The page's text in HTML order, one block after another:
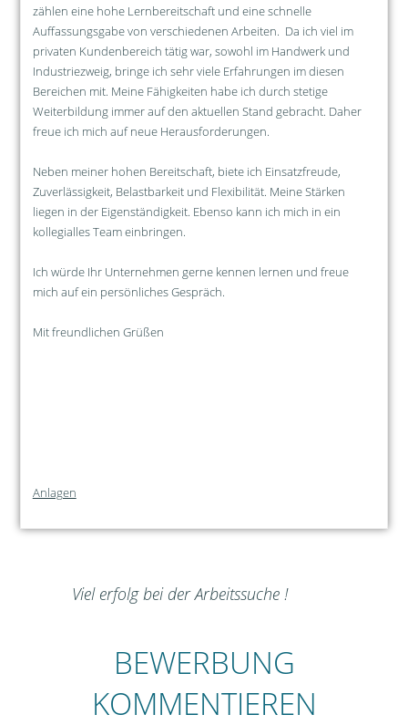
zählen eine hohe Lernbereitschaft und eine schnelle
Auffassungsgabe von verschiedenen Arbeiten. Da ich viel im
privaten Kundenbereich tätig war, sowohl im Handwerk und
Industriezweig, bringe ich sehr viele Erfahrungen im diesen
Bereichen mit. Meine Fähigkeiten habe ich durch stetige
Weiterbildung immer auf den aktuellen Stand gebracht. Daher
freue ich mich auf neue Herausforderungen.
Neben meiner hohen Bereitschaft, biete ich Einsatzfreude,
Zuverlässigkeit, Belastbarkeit und Flexibilität. Meine Stärken
liegen in der Eigenständigkeit. Ebenso kann ich mich in ein
kollegialles Team einbringen.
Ich würde Ihr Unternehmen gerne kennen lernen und freue
mich auf ein persönliches Gespräch.
Mit freundlichen Grüßen
Anlagen
Viel erfolg bei der Arbeitssuche !
BEWERBUNG
KOMMENTIEREN